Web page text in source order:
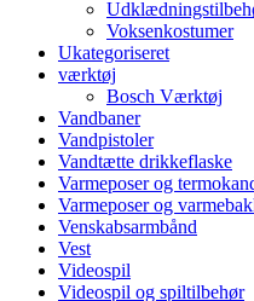
Voksenkostumer
Ukategoriseret
værktøj
Bosch Værktøj
Vandbaner
Vandpistoler
Vandtætte drikkeflaske
Varmeposer og
Varmeposer og
Venskabsarmbånd
Vest
Videospil
Videospil og spiltilbehør